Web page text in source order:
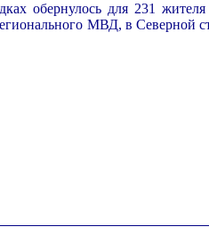
обернулось для 231 жителя
МВД, в Северной